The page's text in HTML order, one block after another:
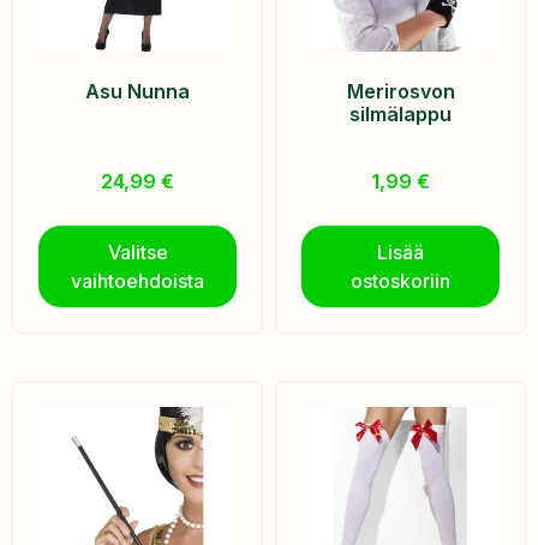
Asu Nunna
24,99 €
Valitse
vaihtoehdoista
Merirosvon
silmälappu
1,99 €
Lisää
ostoskoriin